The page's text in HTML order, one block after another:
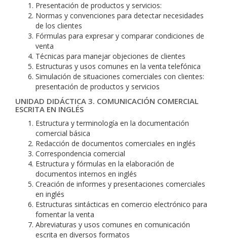
Presentación de productos y servicios:
Normas y convenciones para detectar necesidades
de los clientes
Fórmulas para expresar y comparar condiciones de
venta
Técnicas para manejar objeciones de clientes
Estructuras y usos comunes en la venta telefónica
Simulación de situaciones comerciales con clientes:
presentación de productos y servicios
UNIDAD DIDÁCTICA 3. COMUNICACIÓN COMERCIAL
ESCRITA EN INGLÉS
Estructura y terminología en la documentación
comercial básica
Redacción de documentos comerciales en inglés
Correspondencia comercial
Estructura y fórmulas en la elaboración de
documentos internos en inglés
Creación de informes y presentaciones comerciales
en inglés
Estructuras sintácticas en comercio electrónico para
fomentar la venta
Abreviaturas y usos comunes en comunicación
escrita en diversos formatos